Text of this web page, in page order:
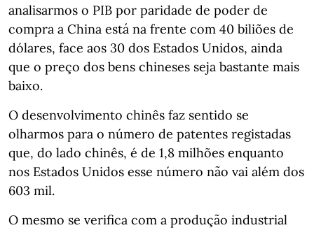
analisarmos o PIB por paridade de poder de
compra a China está na frente com 40 biliões de
dólares, face aos 30 dos Estados Unidos, ainda
que o preço dos bens chineses seja bastante mais
baixo.
O desenvolvimento chinês faz sentido se
olharmos para o número de patentes registadas
que, do lado chinês, é de 1,8 milhões enquanto
nos Estados Unidos esse número não vai além dos
603 mil.
O mesmo se verifica com a produção industrial